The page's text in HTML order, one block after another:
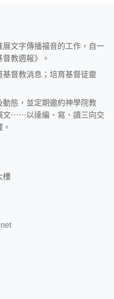
文字傳播福音的工作，自一
教週報》。
基督教消息；培育基督徒靈
態，並定期邀約神學院教
文⋯⋯以達編、寫、讀三向交